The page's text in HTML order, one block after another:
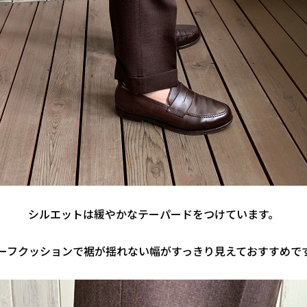
シルエットは緩やかなテーパードをつけています。
フクッションで裾が揺れない幅がすっきり見えておすすめで